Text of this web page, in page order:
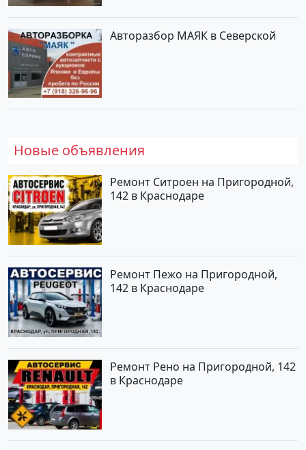
Авторазбор МАЯК в Северской
Новые объявления
Ремонт Ситроен на Пригородной,
142 в Краснодаре
Ремонт Пежо на Пригородной,
142 в Краснодаре
Ремонт Рено на Пригородной, 142
в Краснодаре